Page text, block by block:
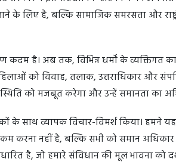
के लिए है, बल्कि सामाजिक समरसता और
है। अब तक, विभिन्न धर्मों के व्यक्तिगत
को विवाह, तलाक, उत्तराधिकार और
को मजबूत करेगा और उन्हें समानता का
साथ व्यापक विचार-विमर्श किया। हमने यह
करना नहीं है, बल्कि सभी को समान
है, जो हमारे संविधान की मूल भावना को